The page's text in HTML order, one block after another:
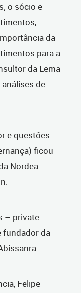
o sócio e
da
para a
da Lema
de
e questões
ficou
Nordea
– private
fundador da
Felipe